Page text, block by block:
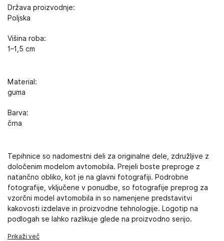
Država proizvodnje:
Poljska
Višina roba:
1–1,5 cm
Material:
guma
Barva:
črna
Tepihnice so nadomestni deli za originalne dele, združljive z
določenim modelom avtomobila. Prejeli boste preproge z
natančno obliko, kot je na glavni fotografiji. Podrobne
fotografije, vključene v ponudbe, so fotografije preprog za
vzorčni model avtomobila in so namenjene predstavitvi
kakovosti izdelave in proizvodne tehnologije. Logotip na
podlogah se lahko razlikuje glede na proizvodno serijo.
Prikaži več